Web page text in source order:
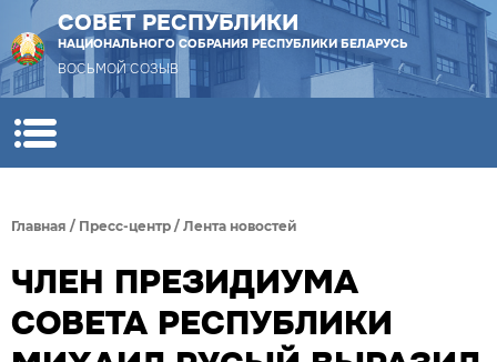
СОВЕТ РЕСПУБЛИКИ
НАЦИОНАЛЬНОГО СОБРАНИЯ РЕСПУБЛИКИ БЕЛАРУСЬ
ВОСЬМОЙ СОЗЫВ
Главная / Пресс-центр / Лента новостей
ЧЛЕН ПРЕЗИДИУМА
СОВЕТА РЕСПУБЛИКИ